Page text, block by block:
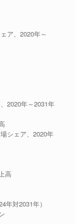
ア、2020年～
2020年～2031年
シェア、2020年
高
年対2031年）